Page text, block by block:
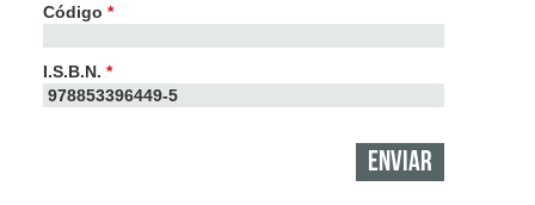
Código *
I.S.B.N. *